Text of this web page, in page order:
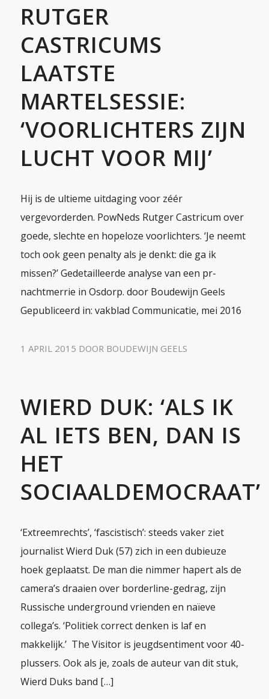
RUTGER
CASTRICUMS
LAATSTE
MARTELSESSIE:
‘VOORLICHTERS ZIJN
LUCHT VOOR MIJ’
Hij is de ultieme uitdaging voor zéér
vergevorderden. PowNeds Rutger Castricum over
goede, slechte en hopeloze voorlichters. ‘Je neemt
toch ook geen penalty als je denkt: die ga ik
missen?’ Gedetailleerde analyse van een pr-
nachtmerrie in Osdorp. door Boudewijn Geels
Gepubliceerd in: vakblad Communicatie, mei 2016
1 APRIL 2015 DOOR BOUDEWIJN GEELS
WIERD DUK: ‘ALS IK
AL IETS BEN, DAN IS
HET
SOCIAALDEMOCRAAT’
‘Extreemrechts’, ‘fascistisch’: steeds vaker ziet
journalist Wierd Duk (57) zich in een dubieuze
hoek geplaatst. De man die nimmer hapert als de
camera’s draaien over borderline-gedrag, zijn
Russische underground vrienden en naïeve
collega’s. ‘Politiek correct denken is laf en
makkelijk.’ The Visitor is jeugdsentiment voor 40-
plussers. Ook als je, zoals de auteur van dit stuk,
Wierd Duks band […]